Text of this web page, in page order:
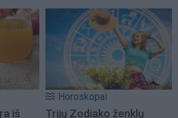
iš
Horoskopai
Trijų Zodiako ženklų